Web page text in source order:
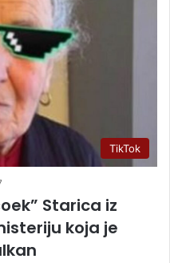
TikTok
Starica iz
koja je